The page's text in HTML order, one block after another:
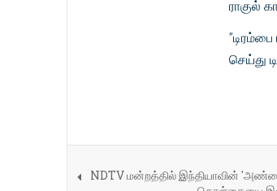
ராகுல்
செய்து
NDTV மன்றத்தில் இந்தியாவின் 'அண்டை